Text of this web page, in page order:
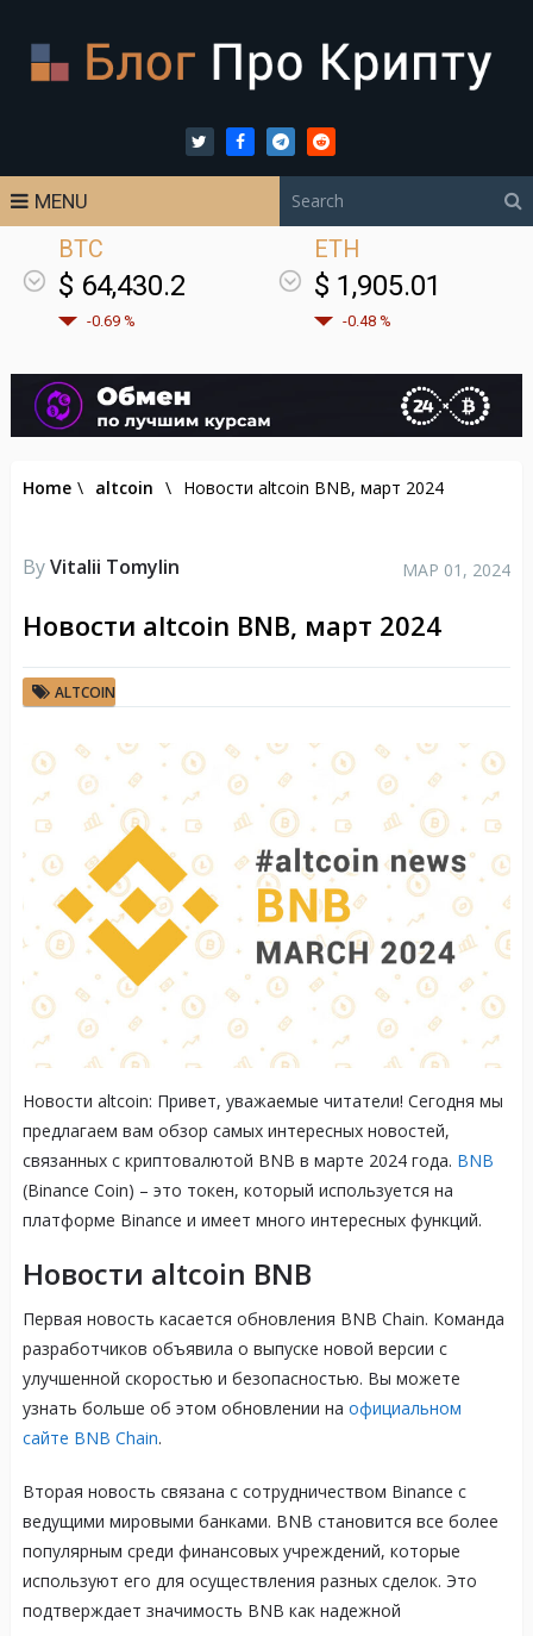
MENU
BTC
$ 64,430.2
-0.69 %
ETH
$ 1,905.01
-0.48 %
Home \ altcoin \ Новости altcoin BNB, март 2024
ByVitalii Tomylin МАР 01, 2024
Новости altcoin BNB, март 2024
ALTCOIN
Новости altcoin: Привет, уважаемые читатели! Сегодня мы
предлагаем вам обзор самых интересных новостей,
связанных с криптовалютой BNB в марте 2024 года. BNB
(Binance Coin) – это токен, который используется на
платформе Binance и имеет много интересных функций.
Новости altcoin BNB
Первая новость касается обновления BNB Chain. Команда
разработчиков объявила о выпуске новой версии с
улучшенной скоростью и безопасностью. Вы можете
узнать больше об этом обновлении на официальном
сайте BNB Chain.
Вторая новость связана с сотрудничеством Binance с
ведущими мировыми банками. BNB становится все более
популярным среди финансовых учреждений, которые
используют его для осуществления разных сделок. Это
подтверждает значимость BNB как надежной